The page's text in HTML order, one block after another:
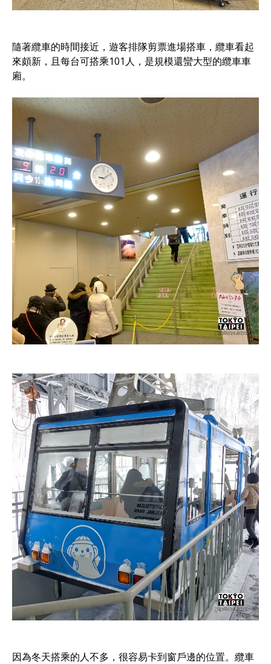
隨著纜車的時間接近，遊客排隊剪票進場搭車，纜車看起
來頗新，且每台可搭乘101人，是規模還蠻大型的纜車車
廂。
因為冬天搭乘的人不多，很容易卡到窗戶邊的位置。纜車